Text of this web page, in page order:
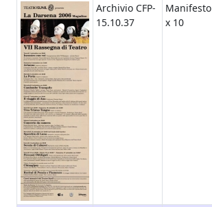
Archivio CFP-
15.10.37
Manifesto
x 10